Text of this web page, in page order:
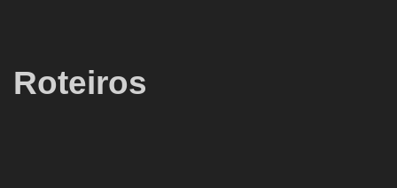
Roteiros